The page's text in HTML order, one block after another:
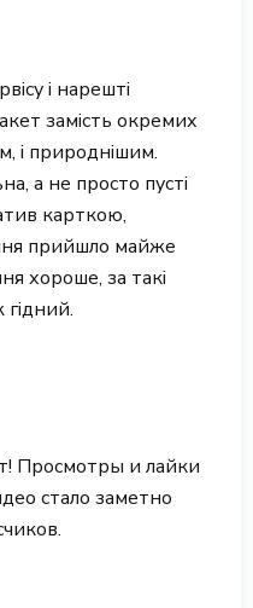
і нарешті
замість окремих
і природнішим.
а не просто пусті
карткою,
прийшло майже
хороше, за такі
гідний.
Просмотры и лайки
стало заметно